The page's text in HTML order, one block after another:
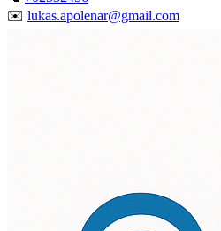
✉️ lukas.apolenar@gmail.com